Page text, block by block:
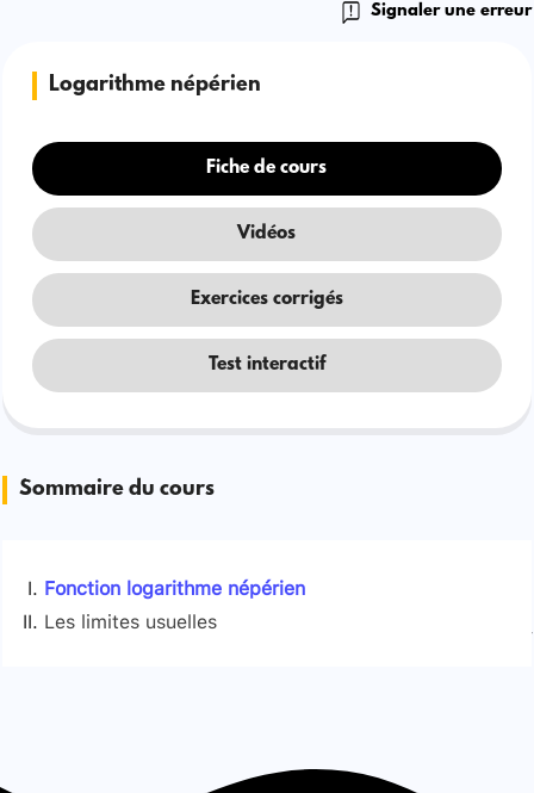
Signaler une erreur
Logarithme népérien
Fiche de cours
Vidéos
Exercices corrigés
Test interactif
Sommaire du cours
Fonction logarithme népérien
Les limites usuelles